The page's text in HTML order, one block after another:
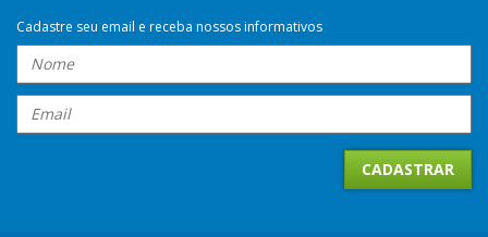
Cadastre seu email e receba nossos informativos